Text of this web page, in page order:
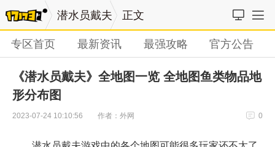
潜水员戴夫 正文
专区首页 最新资讯 最强攻略 官方公告
《潜水员戴夫》全地图一览 全地图鱼类物品地
形分布图
2023-07-24 10:10:56 作者：外网 0